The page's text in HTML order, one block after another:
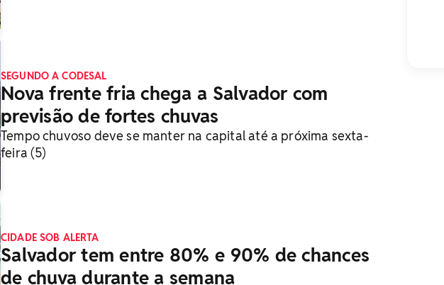
SEGUNDO A CODESAL
Nova frente fria chega a Salvador com
previsão de fortes chuvas
Tempo chuvoso deve se manter na capital até a próxima sexta-
feira (5)
CIDADE SOB ALERTA
Salvador tem entre 80% e 90% de chances
de chuva durante a semana